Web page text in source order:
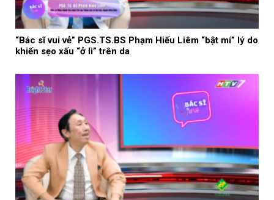
“Bác sĩ vui vẻ” PGS.TS.BS Phạm Hiếu Liêm “bật mí” lý do
khiến sẹo xấu “ở lì” trên da